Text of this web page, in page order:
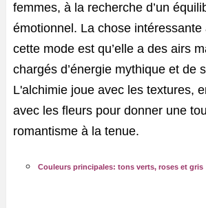
femmes, à la recherche d’un
émotionnel. La chose intéressante
cette mode est qu’elle a des airs
chargés d’énergie mythique et de
L'alchimie joue avec les textures,
avec les fleurs pour donner une
romantisme à la tenue.
Couleurs principales: tons verts, roses et gris